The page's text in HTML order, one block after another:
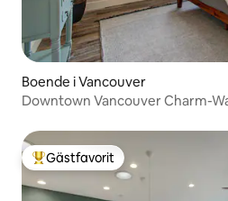
Boende i Vancouver
Downtown Vancouver Charm-
Populär gästfavorit
Gästfavorit